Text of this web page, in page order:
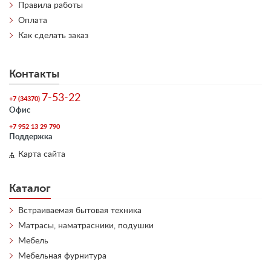
Правила работы
Оплата
Как сделать заказ
Контакты
+7 (34370) 7-53-22
Офис
+7 952 13 29 790
Поддержка
Карта сайта
Каталог
Встраиваемая бытовая техника
Матрасы, наматрасники, подушки
Мебель
Мебельная фурнитура